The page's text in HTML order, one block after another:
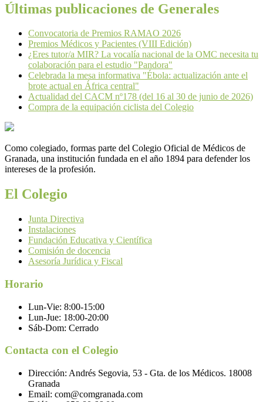
Últimas publicaciones de Generales
Convocatoria de Premios RAMAO 2026
Premios Médicos y Pacientes (VIII Edición)
¿Eres tutor/a MIR? La vocalía nacional de la OMC necesita tu
colaboración para el estudio "Pandora"
Celebrada la mesa informativa "Ébola: actualización ante el
brote actual en África central"
Actualidad del CACM nº178 (del 16 al 30 de junio de 2026)
Compra de la equipación ciclista del Colegio
Como colegiado, formas parte del Colegio Oficial de Médicos de
Granada, una institución fundada en el año 1894 para defender los
intereses de la profesión.
El Colegio
Junta Directiva
Instalaciones
Fundación Educativa y Científica
Comisión de docencia
Asesoría Jurídica y Fiscal
Horario
Lun-Vie: 8:00-15:00
Lun-Jue: 18:00-20:00
Sáb-Dom: Cerrado
Contacta con el Colegio
Dirección: Andrés Segovia, 53 - Gta. de los Médicos. 18008
Granada
Email: com@comgranada.com